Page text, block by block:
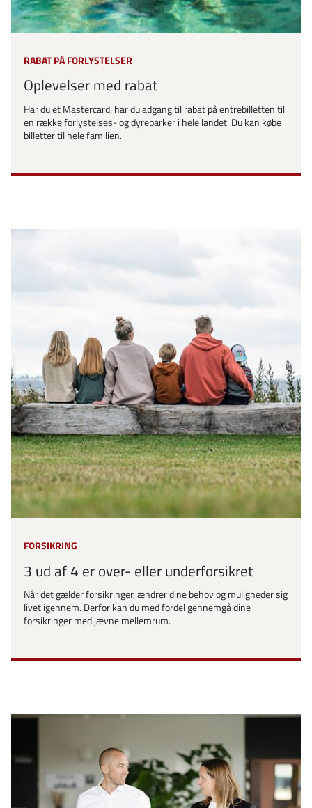
RABAT PÅ FORLYSTELSER
Oplevelser med rabat
Har du et Mastercard, har du adgang til rabat på entrebilletten til
en række forlystelses- og dyreparker i hele landet. Du kan købe
billetter til hele familien.
FORSIKRING
3 ud af 4 er over- eller underforsikret
Når det gælder forsikringer, ændrer dine behov og muligheder sig
livet igennem. Derfor kan du med fordel gennemgå dine
forsikringer med jævne mellemrum.